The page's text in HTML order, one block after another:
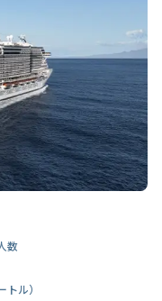
数
ル）